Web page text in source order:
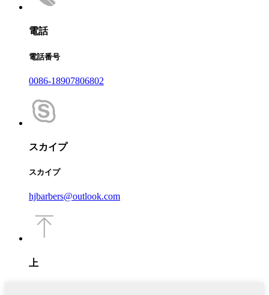
電話
電話番号
0086-18907806802
スカイプ
スカイプ
hjbarbers@outlook.com
上